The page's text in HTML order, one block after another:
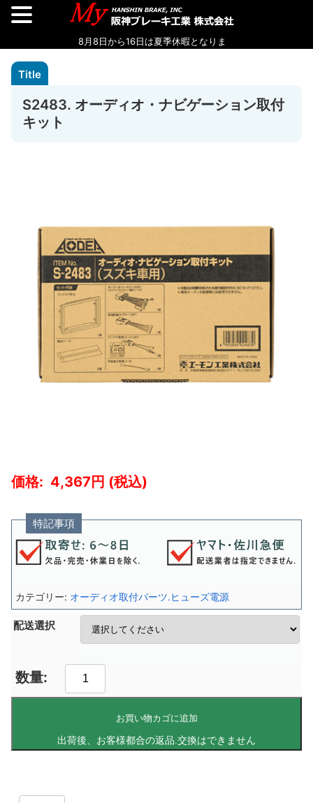
S2483. オーディオ・ナビゲーション取付
キット
4,367
特記事項
配送選択
お買い物カゴに追加
カテゴリー: オーディオ取付パーツ.ヒューズ電源